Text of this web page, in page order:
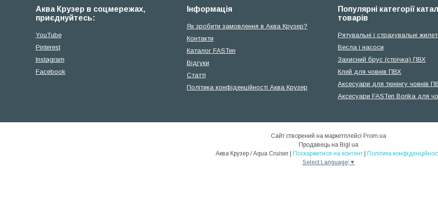
Аква Крузер в соцмережах,
приєднуйтесь:
YouTube
Pinterest
Instagram
Facebook
Iнформація
Як зробити замовлення в Аква Крузер?
Контакти
Каталог FASTen
Відгуки
Cтатті
Політика конфіденційності Аква Крузер
Популярні категорії
товарів
Рятувальні і страхувальні
Весла і насоси
Захисний брус (стрічка) ПВХ
Клей для човнів ПВХ
Аксесуари для тюнінгу човнів
Аксесуари FASTen Borika для
Сайт створений на маркетплейсі Prom.ua
Продавець на Bigl.ua
Аква Крузер / Aqua Cruiser | Поскаржитися на контент | Політика
Select Language ▼